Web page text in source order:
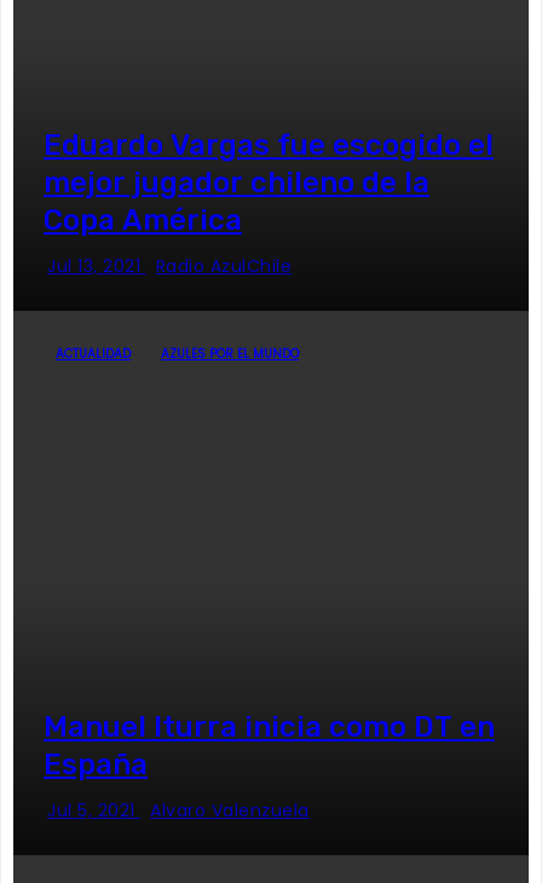
Eduardo Vargas fue escogido el
mejor jugador chileno de la
Copa América
Jul 13, 2021 Radio AzulChile
ACTUALIDAD AZULES POR EL MUNDO
Manuel Iturra inicia como DT en
España
Jul 5, 2021 Alvaro Valenzuela